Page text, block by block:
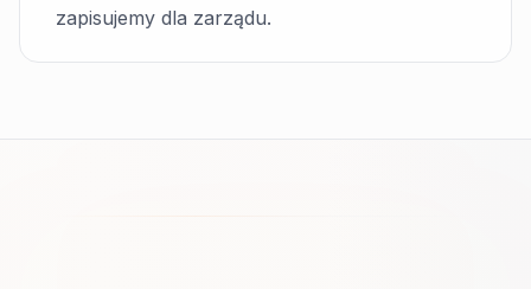
zapisujemy dla zarządu.